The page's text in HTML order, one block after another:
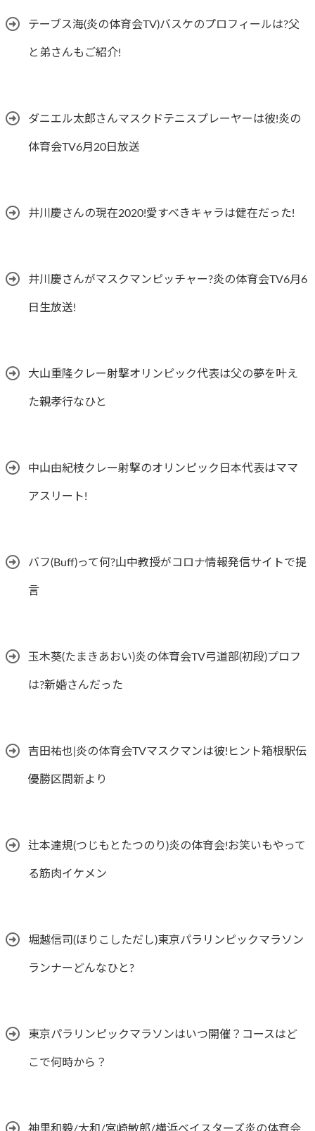
テーブス海(炎の体育会TV)バスケのプロフィールは?父
と弟さんもご紹介!
ダニエル太郎さんマスクドテニスプレーヤーは彼!炎の
体育会TV6月20日放送
井川慶さんの現在2020!愛すべきキャラは健在だった!
井川慶さんがマスクマンピッチャー?炎の体育会TV6月6
日生放送!
大山重隆クレー射撃オリンピック代表は父の夢を叶え
た親孝行なひと
中山由紀枝クレー射撃のオリンピック日本代表はママ
アスリート!
バフ(Buff)って何?山中教授がコロナ情報発信サイトで提
言
玉木葵(たまきあおい)炎の体育会TV弓道部(初段)プロフ
は?新婚さんだった
吉田祐也|炎の体育会TVマスクマンは彼!ヒント箱根駅伝
優勝区間新より
辻本達規(つじもとたつのり)炎の体育会!お笑いもやって
る筋肉イケメン
堀越信司(ほりこしただし)東京パラリンピックマラソン
ランナーどんなひと?
東京パラリンピックマラソンはいつ開催？コースはど
こで何時から？